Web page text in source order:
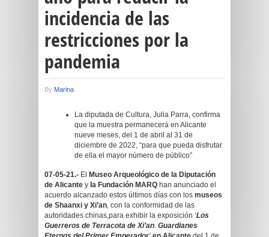
incidencia de las
restricciones por la
pandemia
By Marina
La diputada de Cultura, Julia Parra, confirma
que la muestra permanecerá en Alicante
nueve meses, del 1 de abril al 31 de
diciembre de 2022, “para que pueda disfrutar
de ella el mayor número de público”
07-05-21.- El Museo Arqueológico de la Diputación
de Alicante y la Fundación MARQ han anunciado el
acuerdo alcanzado estos últimos días con los museos
de Shaanxi y Xi’an, con la conformidad de las
autoridades chinas,para exhibir la exposición ‘Los
Guerreros de Terracota de Xi’an. Guardianes